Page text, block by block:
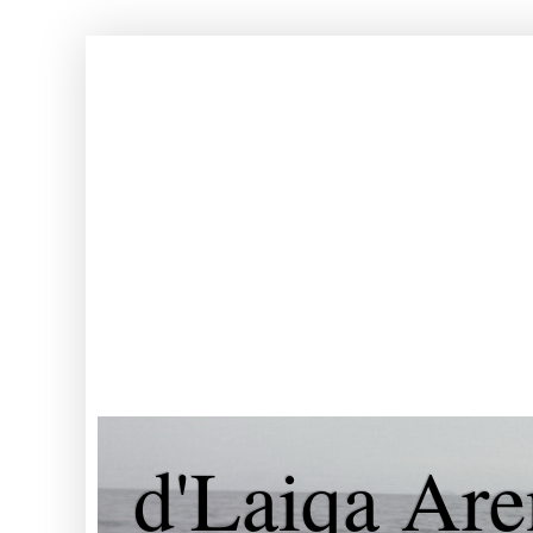
d'Laiqa